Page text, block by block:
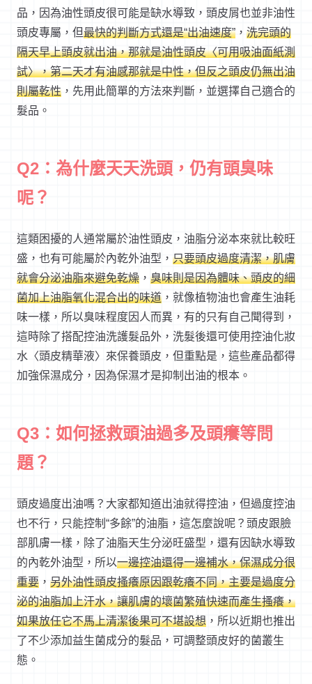
品，因為油性頭皮很可能是缺水導致，頭皮屑也並非油性
頭皮專屬，但最快的判斷方式還是“出油速度” ， 洗完頭的
隔天早上頭皮就出油，那就是油性頭皮〈可用吸油面紙測
試〉，第二天才有油感那就是中性，但反之頭皮仍無出油
則屬乾性 ，先用此簡單的方法來判斷，並選擇自己適合的
髮品。
Q2：為什麼天天洗頭，仍有頭臭味
呢？
這類困擾的人通常屬於油性頭皮，油脂分泌本來就比較旺
盛，也有可能屬於內乾外油型， 只要頭皮過度清潔，肌膚
就會分泌油脂來避免乾燥 ， 臭味則是因為體味、頭皮的細
菌加上油脂氧化混合出的味道 ，就像植物油也會產生油耗
味一樣，所以臭味程度因人而異，有的只有自己聞得到，
這時除了搭配控油洗護髮品外，洗髮後還可使用控油化妝
水〈頭皮精華液〉來保養頭皮，但重點是，這些產品都得
加強保濕成分，因為保濕才是抑制出油的根本。
Q3：如何拯救頭油過多及頭癢等問
題？
頭皮過度出油嗎？大家都知道出油就得控油，但過度控油
也不行，只能控制“多餘”的油脂，這怎麼說呢？頭皮跟臉
部肌膚一樣，除了油脂天生分泌旺盛型，還有因缺水導致
的內乾外油型，所以一邊控油還得一邊補水，保濕成分很
重要 ， 另外油性頭皮搔癢原因跟乾癢不同，主要是過度分
泌的油脂加上汗水，讓肌膚的壞菌繁殖快速而產生搔癢，
如果放任它不馬上清潔後果可不堪設想 ，所以近期也推出
了不少添加益生菌成分的髮品，可調整頭皮好的菌叢生
態。